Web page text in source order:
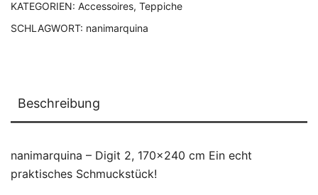
KATEGORIEN: Accessoires, Teppiche
SCHLAGWORT: nanimarquina
Beschreibung
nanimarquina – Digit 2, 170×240 cm Ein echt
praktisches Schmuckstück!